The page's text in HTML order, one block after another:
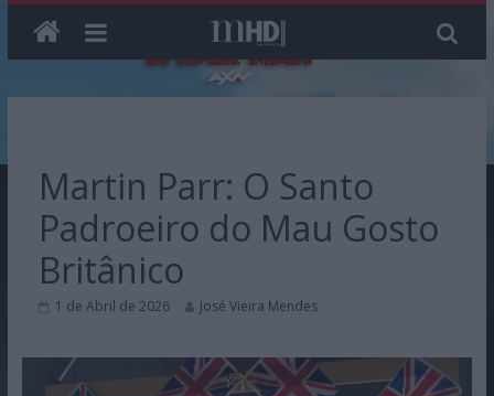
contentMartin Parr: O Santo
Padroeiro do Mau Gosto
Britânico
1 de Abril de 2026 José Vieira Mendes